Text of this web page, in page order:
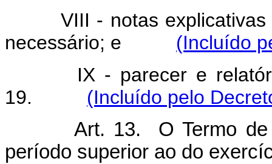
VIII - notas
necessário; e
(Incluído
IX - parecer e
19.
(Incluído pelo
Art. 13. O Termo de
período superior ao do